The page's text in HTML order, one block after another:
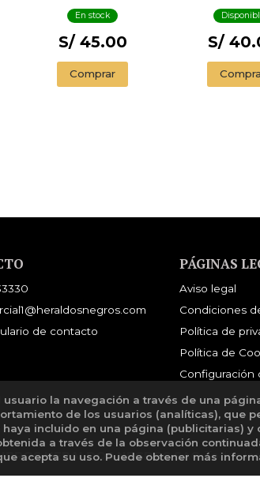
En stock
S/ 45.00
Comprar
S/
de contacto
PÁGINAS
Aviso legal
Condiciones
Política de
Política de
Configuración
HERALDOS NEGROS SAC. Todos
la navegación a través de una
de los usuarios (analíticas), que
incluido en una página (publicitarias) y
a través de la observación
acepta su uso. Puede obtener más